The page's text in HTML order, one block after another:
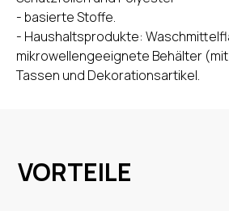
- basierte Stoffe.
- Haushaltsprodukte:
mikrowellengeeignete Behälter
Tassen und Dekorationsartikel.
VORTEILE